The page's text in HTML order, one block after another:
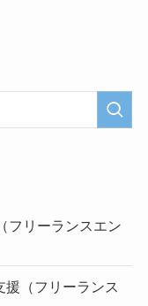
フリーランスエン
（フリーランス